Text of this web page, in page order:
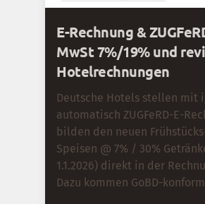
E-Rechnung &
MwSt 7%/19% und
Hotelrechnungen
Deutsche Hotels stellen mit
automatisch ZUGFeRD-E-
bilden den neuen
Speisen @ 7% / 30%
1.1.2026) direkt in der
Dazu kommen GoBD-